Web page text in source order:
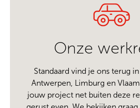
Onze
Standaard vind je ons terug
Antwerpen, Limburg en
jouw project net buiten deze